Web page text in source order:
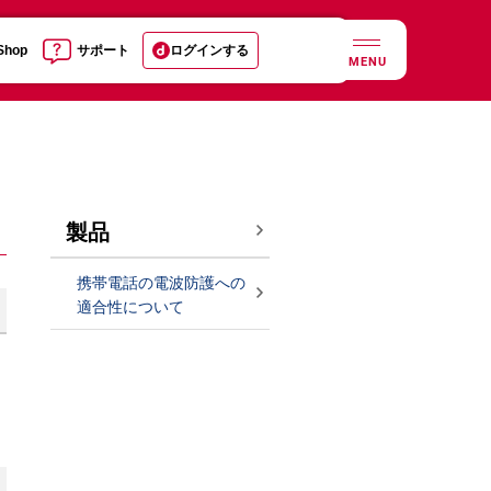
サポート ログインする
MENU
製品
携帯電話の電波防護への
適合性について